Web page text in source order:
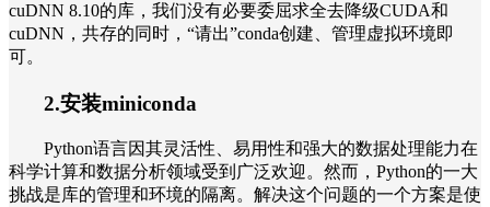
cuDNN 8.10的库，我们没有必要委屈求全去降级CUDA和
cuDNN，共存的同时，“请出”conda创建、管理虚拟环境即
可。
2.安装miniconda
Python语言因其灵活性、易用性和强大的数据处理能力在
科学计算和数据分析领域受到广泛欢迎。然而，Python的一大
挑战是库的管理和环境的隔离。解决这个问题的一个方案是使